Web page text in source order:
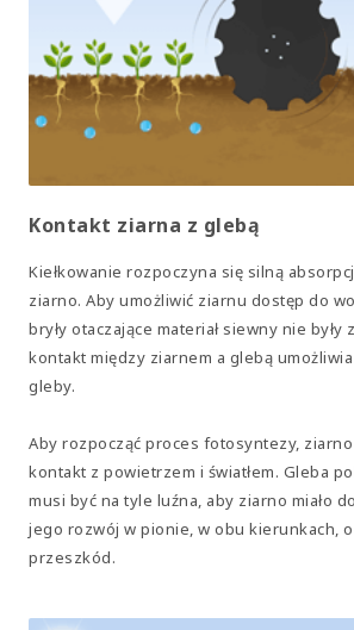
Kontakt ziarna z glebą
Kiełkowanie rozpoczyna się silną
ziarno. Aby umożliwić ziarnu dostęp do
bryły otaczające materiał siewny nie były
kontakt między ziarnem a glebą
gleby.
Aby rozpocząć proces fotosyntezy,
kontakt z powietrzem i światłem. Gleba
musi być na tyle luźna, aby ziarno miało
jego rozwój w pionie, w obu kierunkach,
przeszkód.